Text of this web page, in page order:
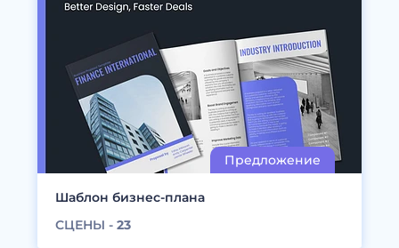
Шаблон бизнес-плана
СЦЕНЫ - 23